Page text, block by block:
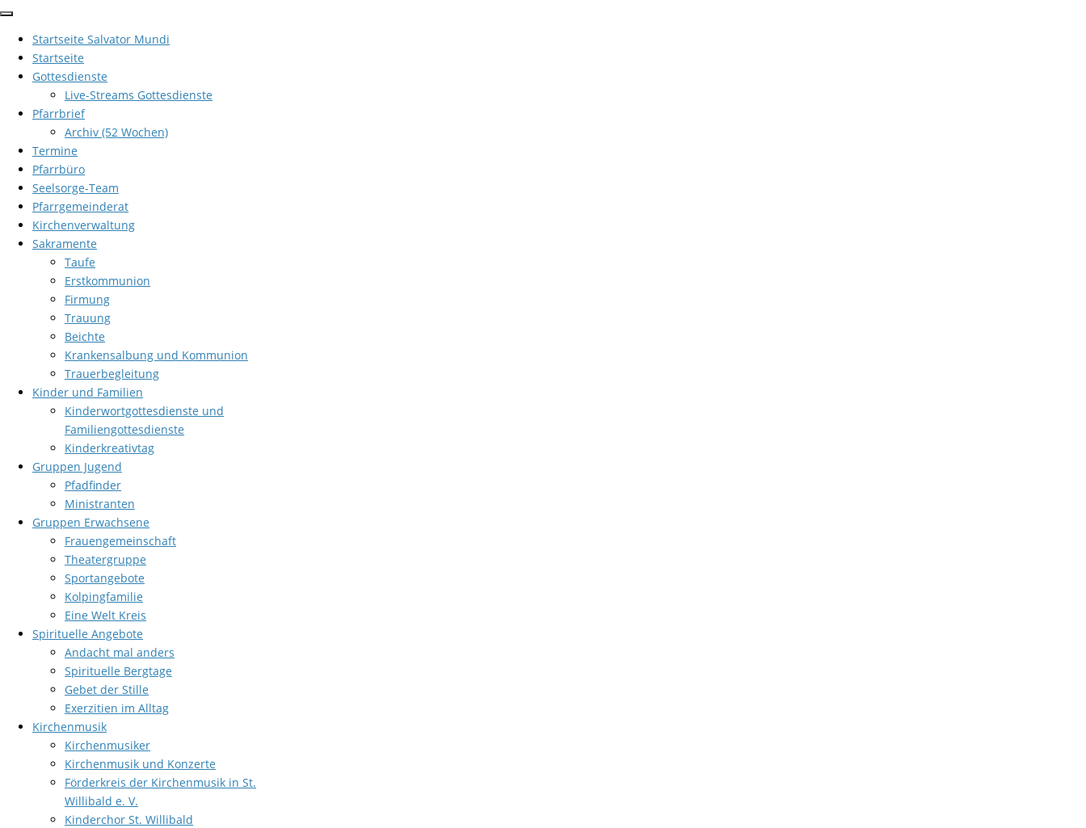
Zum
springenStartseite Salvator Mundi
Startseite
Gottesdienste
Live-Streams Gottesdienste
Pfarrbrief
Archiv (52 Wochen)
Termine
Pfarrbüro
Seelsorge-Team
Pfarrgemeinderat
Kirchenverwaltung
Sakramente
Taufe
Erstkommunion
Firmung
Trauung
Beichte
Krankensalbung und Kommunion
Trauerbegleitung
Kinder und Familien
Kinderwortgottesdienste und
Familiengottesdienste
Kinderkreativtag
Gruppen Jugend
Pfadfinder
Ministranten
Gruppen Erwachsene
Frauengemeinschaft
Theatergruppe
Sportangebote
Kolpingfamilie
Eine Welt Kreis
Spirituelle Angebote
Andacht mal anders
Spirituelle Bergtage
Gebet der Stille
Exerzitien im Alltag
Kirchenmusik
Kirchenmusiker
Kirchenmusik und Konzerte
Förderkreis der Kirchenmusik in St.
Willibald e. V.
Kinderchor St. Willibald